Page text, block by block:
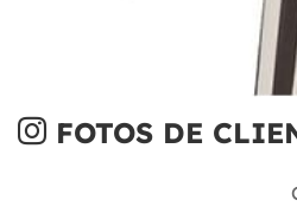
FOTOS DE